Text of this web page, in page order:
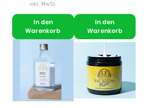
inkl. MwSt.
In den
Warenkorb
In den
Warenkorb